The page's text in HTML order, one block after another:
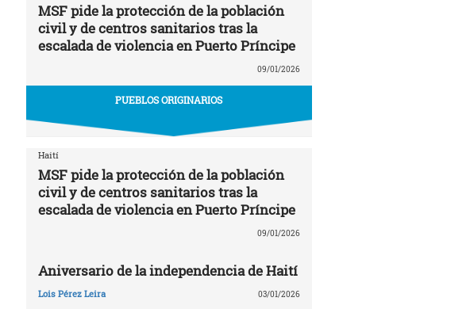
MSF pide la protección de la población
civil y de centros sanitarios tras la
escalada de violencia en Puerto Príncipe
09/01/2026
PUEBLOS ORIGINARIOS
Haití
MSF pide la protección de la población
civil y de centros sanitarios tras la
escalada de violencia en Puerto Príncipe
09/01/2026
Aniversario de la independencia de Haití
Lois Pérez Leira 03/01/2026